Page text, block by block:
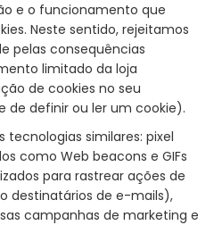
e o funcionamento que
Neste sentido, rejeitamos
pelas consequências
limitado da loja
de cookies no seu
de definir ou ler um cookie).
tecnologias similares: pixel
como Web beacons e GIFs
para rastrear ações de
destinatários de e-mails),
campanhas de marketing e